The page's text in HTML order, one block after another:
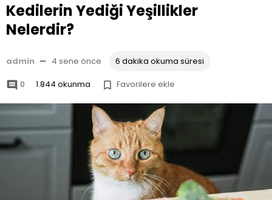
Kedilerin Yediği Yeşillikler
Nelerdir?
admin — 4 sene önce 6 dakika okuma süresi
 0 1.844 okunma  Favorilere ekle